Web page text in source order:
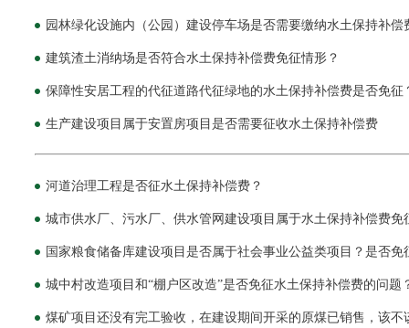
园林绿化设施内（公园）建设停车场是否需要缴纳水土保持补偿
建筑渣土消纳场是否符合水土保持补偿费免征情形？
保障性安居工程的代征道路代征绿地的水土保持补偿费是否免征
生产建设项目属于安置房项目是否需要征收水土保持补偿费
河道治理工程是否征水土保持补偿费？
城市供水厂、污水厂、供水管网建设项目属于水土保持补偿费免
国家粮食储备库建设项目是否属于社会事业公益类项目？是否免
城中村改造项目和“棚户区改造”是否免征水土保持补偿费的问题
煤矿项目还没有完工验收，在建设期间开采的原煤已销售，该不